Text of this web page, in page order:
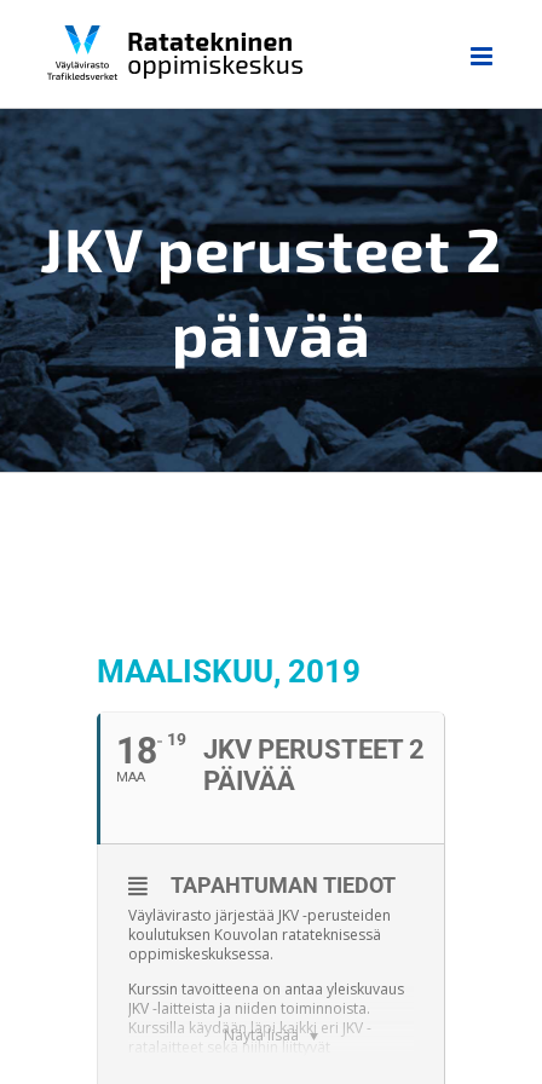
JKV perusteet 2
päivää
MAALISKUU, 2019
18
MAA
19
JKV PERUSTEET 2
PÄIVÄÄ
Näytä lisää
TAPAHTUMAN TIEDOT
Väylävirasto järjestää JKV -perusteiden
koulutuksen Kouvolan ratateknisessä
oppimiskeskuksessa.
Kurssin tavoitteena on antaa yleiskuvaus
JKV -laitteista ja niiden toiminnoista.
Kurssilla käydään läpi kaikki eri JKV -
ratalaitteet sekä niihin liittyvät